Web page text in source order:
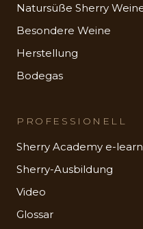
Natursüße Sherry
Besondere Weine
Herstellung
Bodegas
PROFESSIONELL
Sherry Academy e-
Sherry-Ausbildung
Video
Glossar